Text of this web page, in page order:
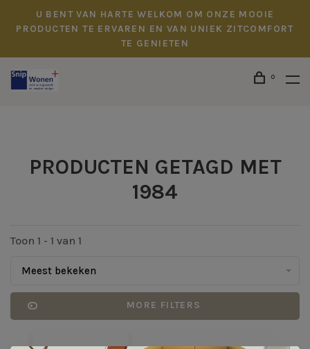
U BENT VAN HARTE WELKOM OM ONZE MOOIE
PRODUCTEN TE ERVAREN EN VAN UNIEK ZITCOMFORT
TE GENIETEN
0
PRODUCTEN GETAGD MET
1984
Toon 1 - 1 van 1
Meest bekeken
MORE FILTERS